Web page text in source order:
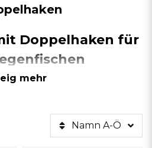
Doppelhaken für
Sortiment an
für
Bachforellen zu fangen
Präsentation der Fliege
mehr
Namn A-Ö